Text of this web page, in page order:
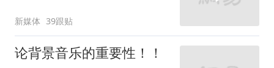
新媒体 39跟贴
论背景音乐的重要性！！